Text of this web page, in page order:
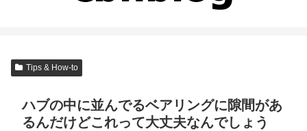
Tips & How-to
ハブの中に並んでるベアリングに隙間があ
るんだけどこれって大丈夫なんでしょう